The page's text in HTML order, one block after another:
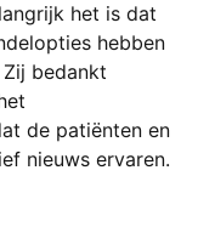
het is dat
hebben
Zij bedankt
de patiënten en
nieuws ervaren.